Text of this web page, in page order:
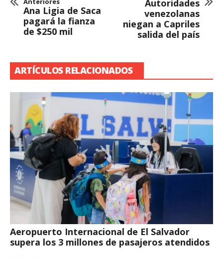
Ana Ligia de Saca
pagará la fianza
de $250 mil
Autoridades
venezolanas
niegan a Capriles
salida del país
ARTÍCULOS RELACIONADOS
Aeropuerto Internacional de El Salvador
supera los 3 millones de pasajeros atendidos